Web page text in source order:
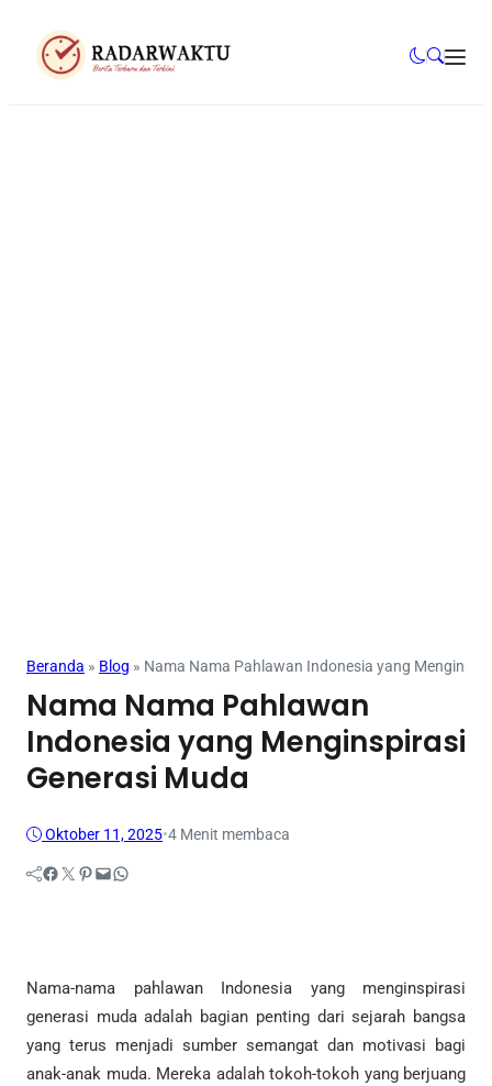
Beranda » Blog » Nama Nama Pahlawan Indonesia yang
Nama Nama Pahlawan
Indonesia yang Menginspirasi
Generasi Muda
Oktober 11, 2025•4 Menit membaca
Facebook Twitter Pinterest Mail WhatsApp
Nama-nama pahlawan Indonesia yang menginspirasi
generasi muda adalah bagian penting dari sejarah bangsa
yang terus menjadi sumber semangat dan motivasi bagi
anak-anak muda. Mereka adalah tokoh-tokoh yang berjuang